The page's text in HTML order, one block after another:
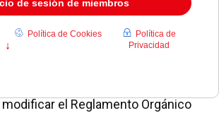
el Reglamento Orgánico